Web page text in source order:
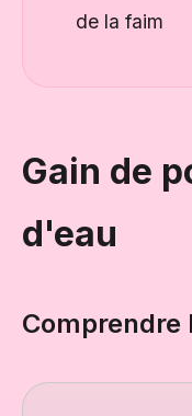
de la faim
Gain de
d'eau
Comprendre